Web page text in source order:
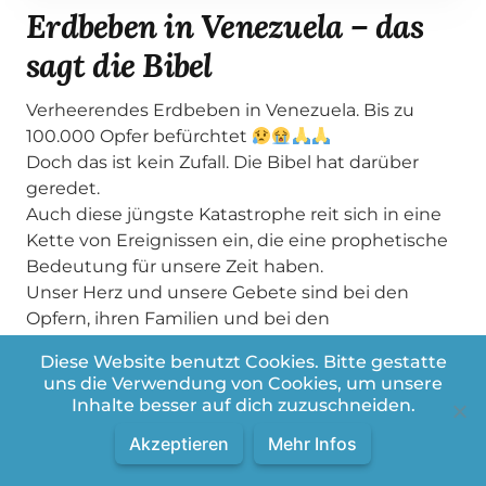
Erdbeben in Venezuela – das
sagt die Bibel
Verheerendes Erdbeben in Venezuela. Bis zu
100.000 Opfer befürchtet
Doch das ist kein Zufall. Die Bibel hat darüber
geredet.
Auch diese jüngste Katastrophe reit sich in eine
Kette von Ereignissen ein, die eine prophetische
Bedeutung für unsere Zeit haben.
Unser Herz und unsere Gebete sind bei den
Opfern, ihren Familien und bei den
gefordert sind.
#venezuela #erdbeben #news #ratgeber
Diese Website benutzt Cookies. Bitte gestatte
uns die Verwendung von Cookies, um unsere
Inhalte besser auf dich zuzuschneiden.
Akzeptieren Mehr Infos